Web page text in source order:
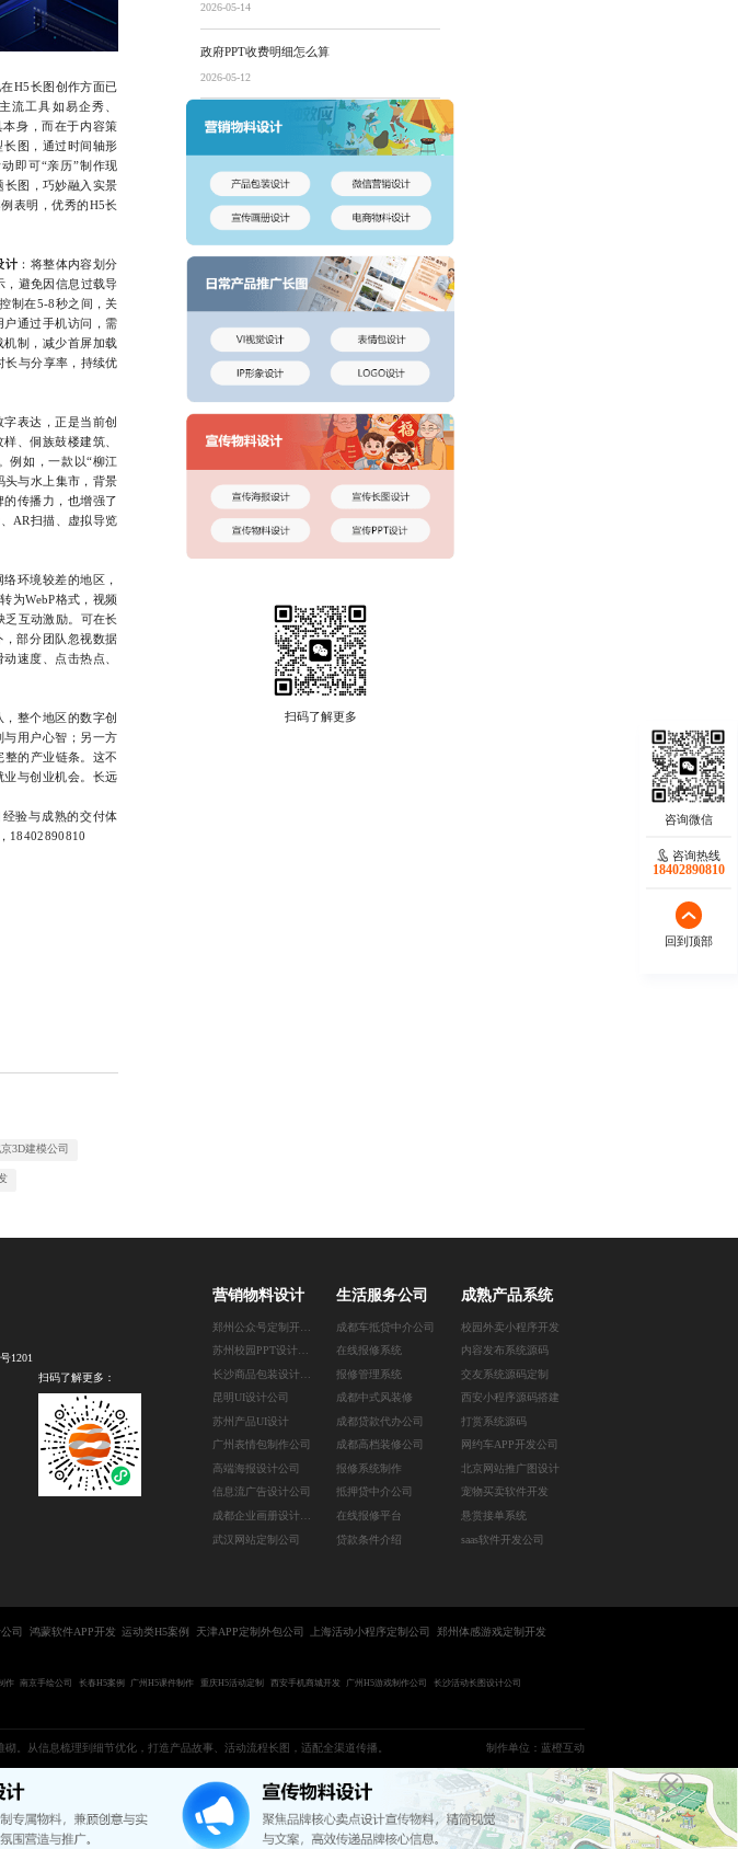
H5长图创作方面已
流工具如易企秀、
身，而在于内容策
图，通过时间轴形
即可“亲历”制作现
长图，巧妙融入实景
表明，优秀的H5长
计 ：将整体内容划分
避免因信息过载导
制在5-8秒之间，关
通过手机访问，需
制，减少首屏加载
长与分享率，持续优
表达，正是当前创
、侗族鼓楼建筑、
例如，一款以“柳江
头与水上集市，背景
传播力，也增强了
AR扫描、虚拟导览
环境较差的地区，
为WebP格式，视频
互动激励。可在长
，部分团队忽视数据
速度、点击热点、
整个地区的数字创
用户心智；另一方
的产业链条。这不
与创业机会。长远
验与成熟的交付体
18402890810
3D建模公司
2026-05-14
政府PPT收费明细怎么算
2026-05-12
扫码了解更多
咨询热线
18402890810
回到顶部
1201
扫码了解更多：
营销物料设计
郑州公众号定制开发公司
苏州校园PPT设计公司
长沙商品包装设计公司
昆明UI设计公司
苏州产品UI设计
广州表情包制作公司
高端海报设计公司
信息流广告设计公司
成都企业画册设计公司
武汉网站定制公司
生活服务公司
成都车抵贷中介公司
在线报修系统
报修管理系统
成都中式风装修
成都贷款代办公司
成都高档装修公司
报修系统制作
抵押贷中介公司
在线报修平台
贷款条件介绍
成熟产品系统
校园外卖小程序开发
内容发布系统源码
交友系统源码定制
西安小程序源码搭建
打赏系统源码
网约车APP开发公司
北京网站推广图设计
宠物买卖软件开发
悬赏接单系统
saas软件开发公司
司 鸿蒙软件APP开发 运动类H5案例 天津APP定制外包公司 上海活动小程序定制公司
郑州体感游戏定制开发
作 南京手绘公司 长春H5案例 广州H5课件制作 重庆H5活动定制 西安手机商城开发 广州H5游戏制作公司
长沙活动长图设计公司
。从信息梳理到细节优化，打造产品故事、活动流程长图，适配全渠道传播。 制作单位：蓝橙互动